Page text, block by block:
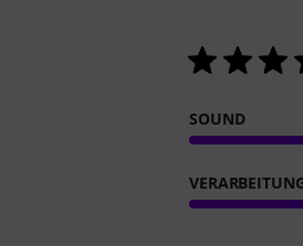
SOUND